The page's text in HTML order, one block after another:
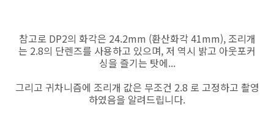
참고로 DP2의 화각은 24.2mm (환산화각 41mm), 조리개
는 2.8의 단렌즈를 사용하고 있으며, 저 역시 밝고 아웃포커
싱을 즐기는 탓에...
그리고 귀차니즘에 조리개 값은 무조건 2.8 로 고정하고 촬영
하였음을 알려드립니다.